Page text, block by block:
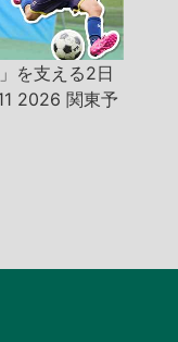
を支える2日
2026 関東予